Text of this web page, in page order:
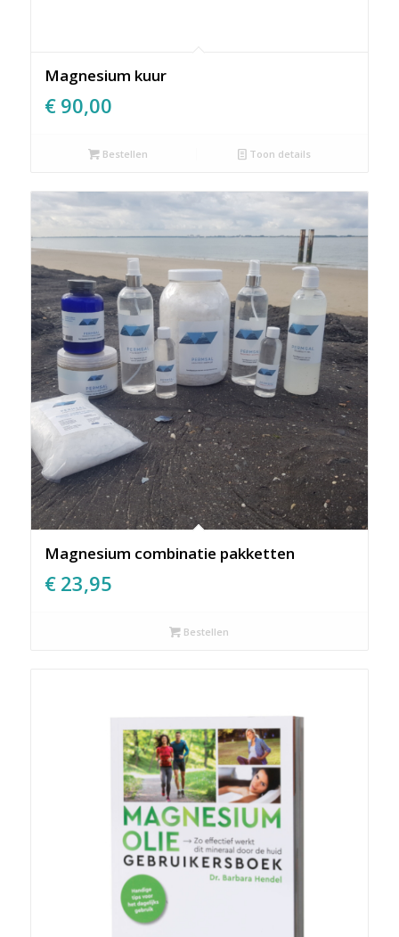
Magnesium kuur
€ 90,00
Bestellen Toon details
Magnesium combinatie pakketten
€ 23,95
Bestellen